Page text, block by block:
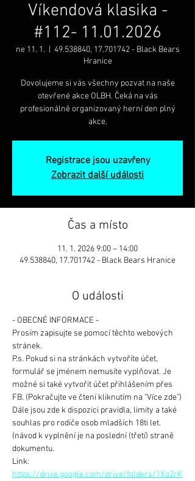
Víkendová klasika -
#112- 11.01.2026
ne 11. 1.
49.538840, 17.701742 - Black Bears
Hranice
Dovolujeme si vás všechny pozvat na naše
otevřené akce OLBH. Čeká na vás
profesionálně organizovaný herní den plný
akce.
Registrace jsou uzavřeny
Zobrazit další události
Čas a místo
11. 1. 2026 9:00 – 14:00
49.538840, 17.701742 - Black Bears Hranice
O události
- OBECNÉ INFORMACE -
Prosím zapisujte se pomocí těchto webových
stránek.
P.s. Pokud si na stránkách vytvoříte účet,
formulář se jménem nemusíte vyplňovat. Je
možné si také vytvořit účet přihlášením přes
FB. (Pokračujte ve čtení kliknutím na "Více zde")
Dále jsou zde k dispozici pravidla, limity a také
souhlas pro rodiče osob mladších 18ti let.
(návod k vyplnění je na poslední (třetí) straně
dokumentu.
Link:
https://drive.google.com/drive/folders/1Xo2rK